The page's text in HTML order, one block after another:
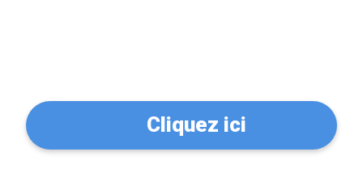
Cliquez ici